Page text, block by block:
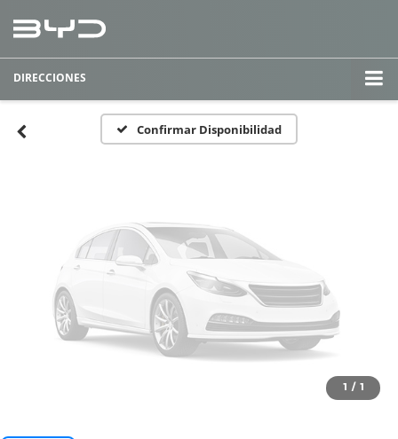
DIRECCIONES
Confirmar Disponibilidad
Por favor, revise luego
1 / 1